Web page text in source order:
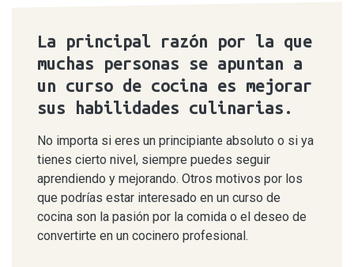
La principal razón por la que
muchas personas se apuntan a
un curso de cocina es mejorar
sus habilidades culinarias.
No importa si eres un principiante absoluto o si ya
tienes cierto nivel, siempre puedes seguir
aprendiendo y mejorando. Otros motivos por los
que podrías estar interesado en un curso de
cocina son la pasión por la comida o el deseo de
convertirte en un cocinero profesional.